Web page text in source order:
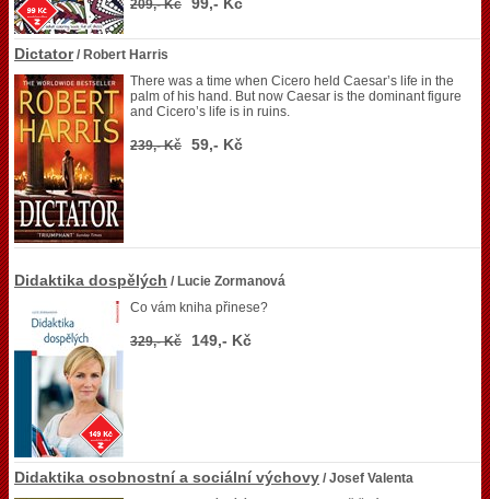
209,- Kč
Dictator/ Robert Harris
There was a time when Cicero held Caesar’s life in the
palm of his hand. But now Caesar is the dominant figure
and Cicero’s life is in ruins.
239,- Kč 59,- Kč
Didaktika dospělých / Lucie Zormanová
Co vám kniha přinese?
329,- Kč 149,- Kč
Didaktika osobnostní a sociální výchovy / Josef Valenta